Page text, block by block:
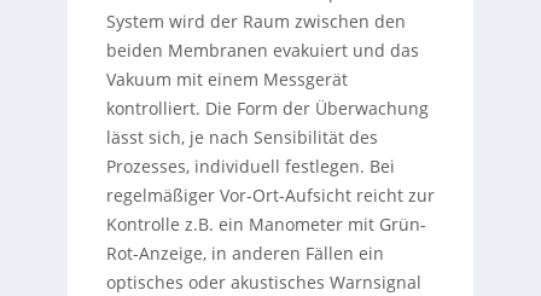
System wird der Raum zwischen den
beiden Membranen evakuiert und das
Vakuum mit einem Messgerät
kontrolliert. Die Form der Überwachung
lässt sich, je nach Sensibilität des
Prozesses, individuell festlegen. Bei
regelmäßiger Vor-Ort-Aufsicht reicht zur
Kontrolle z.B. ein Manometer mit Grün-
Rot-Anzeige, in anderen Fällen ein
optisches oder akustisches Warnsignal